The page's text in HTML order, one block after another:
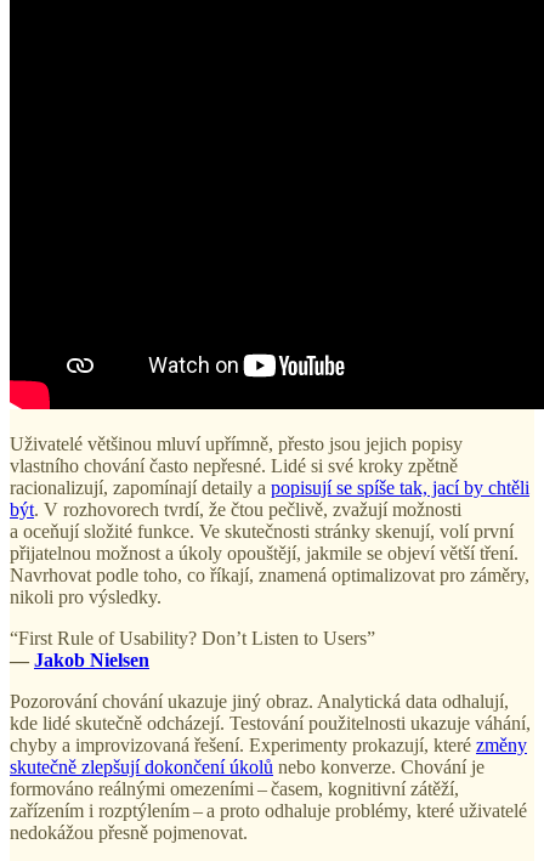
Uživatelé většinou mluví upřímně, přesto jsou jejich popisy
vlastního chování často nepřesné. Lidé si své kroky zpětně
racionalizují, zapomínají detaily a popisují se spíše tak, jací by chtěli
být. V rozhovorech tvrdí, že čtou pečlivě, zvažují možnosti
a oceňují složité funkce. Ve skutečnosti stránky skenují, volí první
přijatelnou možnost a úkoly opouštějí, jakmile se objeví větší tření.
Navrhovat podle toho, co říkají, znamená optimalizovat pro záměry,
nikoli pro výsledky.
“First Rule of Usability? Don’t Listen to Users”
— Jakob Nielsen
Pozorování chování ukazuje jiný obraz. Analytická data odhalují,
kde lidé skutečně odcházejí. Testování použitelnosti ukazuje váhání,
chyby a improvizovaná řešení. Experimenty prokazují, které změny
skutečně zlepšují dokončení úkolů nebo konverze. Chování je
formováno reálnými omezeními – časem, kognitivní zátěží,
zařízením i rozptýlením – a proto odhaluje problémy, které uživatelé
nedokážou přesně pojmenovat.